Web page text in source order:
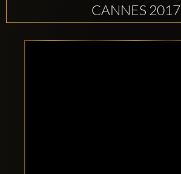
CANNES 2017